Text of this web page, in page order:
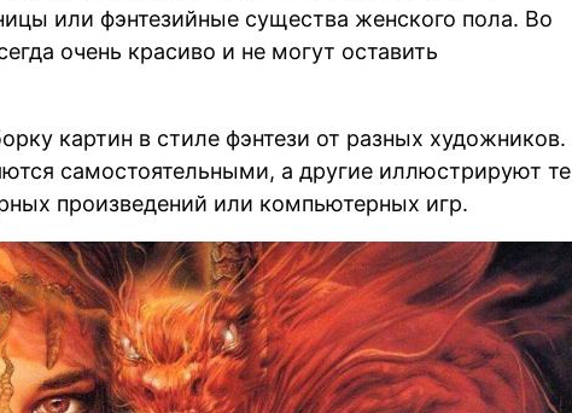
или фэнтезийные существа женского пола. Во
очень красиво и не могут оставить
картин в стиле фэнтези от разных художников.
самостоятельными, а другие иллюстрируют те
произведений или компьютерных игр.